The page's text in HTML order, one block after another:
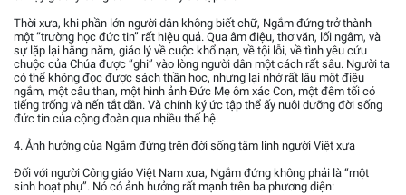
Thời xưa, khi phần lớn người dân không biết chữ, Ngắm đứng trở thành
một “trường học đức tin” rất hiệu quả. Qua âm điệu, thơ văn, lối ngâm, và
sự lặp lại hằng năm, giáo lý về cuộc khổ nạn, về tội lỗi, về tình yêu cứu
chuộc của Chúa được “ghi” vào lòng người dân một cách rất sâu. Người ta
có thể không đọc được sách thần học, nhưng lại nhớ rất lâu một điệu
ngắm, một câu than, một hình ảnh Đức Mẹ ôm xác Con, một đêm tối có
tiếng trống và nến tắt dần. Và chính ký ức tập thể ấy nuôi dưỡng đời sống
đức tin của cộng đoàn qua nhiều thế hệ.
4. Ảnh hưởng của Ngắm đứng trên đời sống tâm linh người Việt xưa
Đối với người Công giáo Việt Nam xưa, Ngắm đứng không phải là “một
sinh hoạt phụ”. Nó có ảnh hưởng rất mạnh trên ba phương diện: